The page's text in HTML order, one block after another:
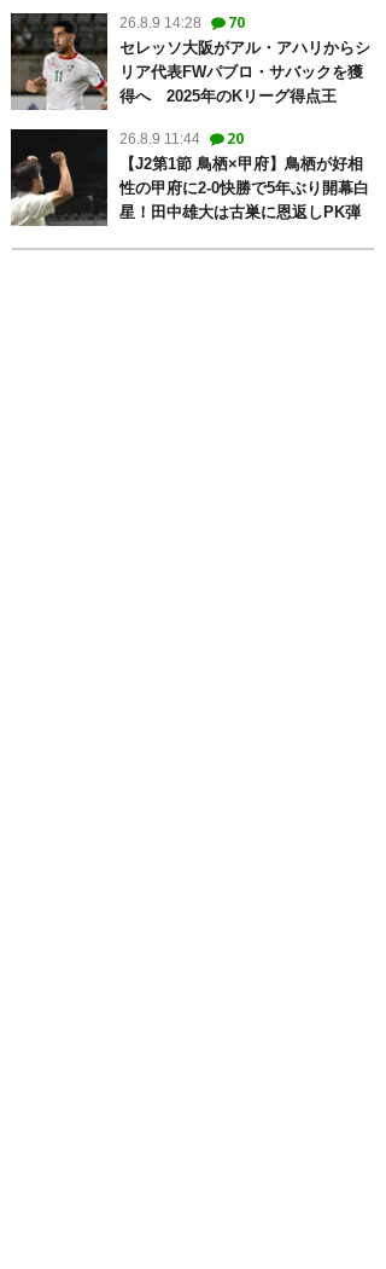
26.8.9 14:28 70
セレッソ大阪がアル・アハリからシ
リア代表FWパブロ・サバックを獲
得へ 2025年のKリーグ得点王
26.8.9 11:44 20
【J2第1節 鳥栖×甲府】鳥栖が好相
性の甲府に2-0快勝で5年ぶり開幕白
星！田中雄大は古巣に恩返しPK弾